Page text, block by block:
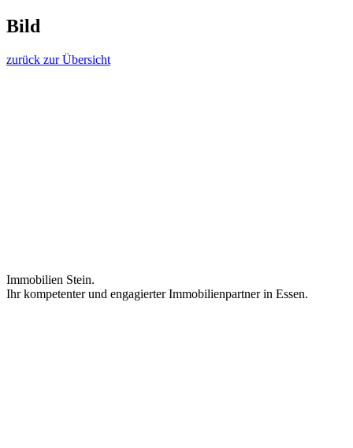
Bild
zurück zur Übersicht
Immobilien Stein.
Ihr kompetenter und engagierter Immobilienpartner in Essen.